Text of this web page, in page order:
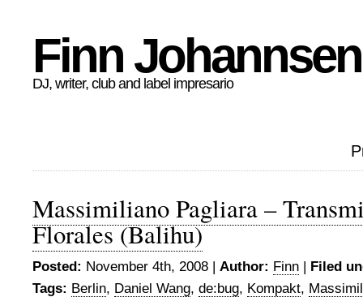
Finn Johannsen
DJ, writer, club and label impresario
Massimiliano Pagliara –
Florales (Balihu)
Posted: November 4th, 2008 | Author: Finn | Filed
Tags: Berlin, Daniel Wang, de:bug, Kompakt,